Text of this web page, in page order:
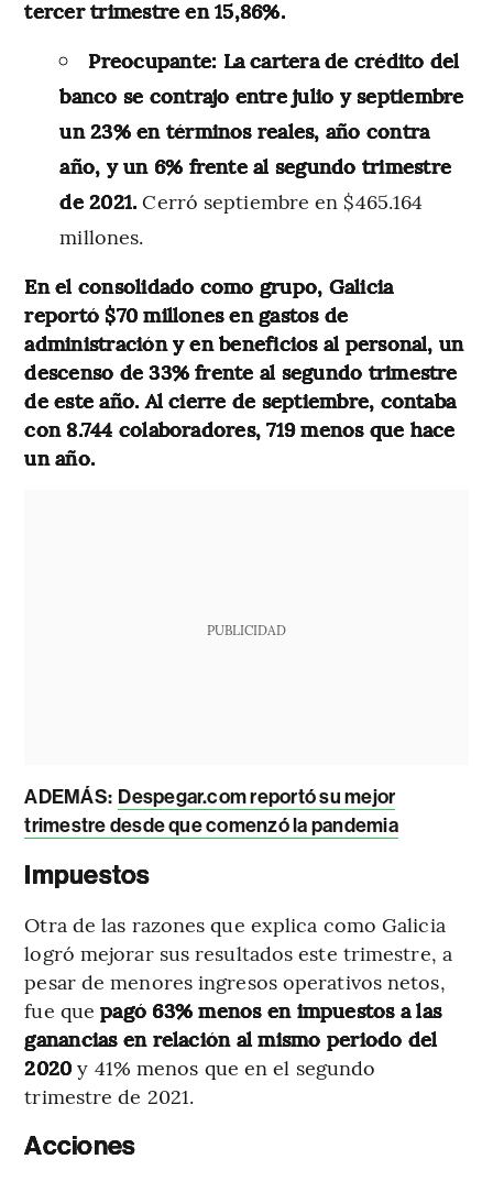
tercer trimestre en 15,86%.
Preocupante: La cartera de crédito del
banco se contrajo entre julio y septiembre
un 23% en términos reales, año contra
año, y un 6% frente al segundo trimestre
de 2021. Cerró septiembre en $465.164
millones.
En el consolidado como grupo, Galicia
reportó $70 millones en gastos de
administración y en beneficios al personal, un
descenso de 33% frente al segundo trimestre
de este año. Al cierre de septiembre, contaba
con 8.744 colaboradores, 719 menos que hace
un año.
PUBLICIDAD
ADEMÁS: Despegar.com reportó su mejor
trimestre desde que comenzó la pandemia
Impuestos
Otra de las razones que explica como Galicia
logró mejorar sus resultados este trimestre, a
pesar de menores ingresos operativos netos,
fue quepagó 63% menos en impuestos a las
ganancias en relación al mismo periodo del
2020 y 41% menos que en el segundo
trimestre de 2021.
Acciones